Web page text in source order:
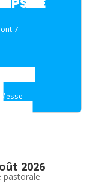
7
Messe
2026
pastorale